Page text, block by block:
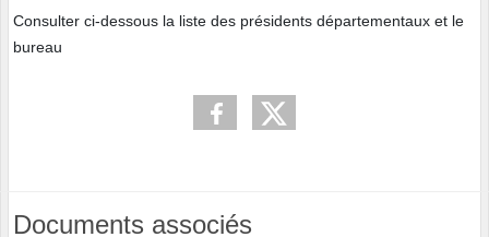
Consulter ci-dessous la liste des présidents départementaux et le
bureau
Documents associés